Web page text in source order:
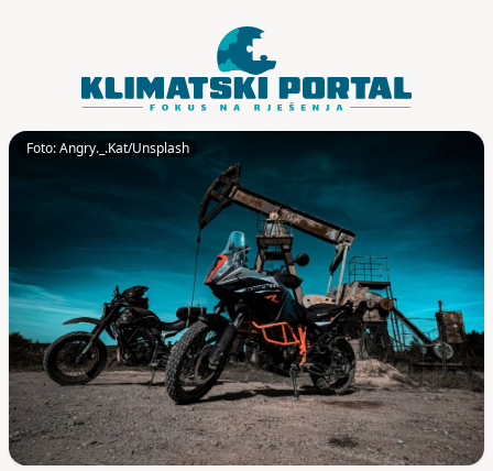
Foto: Angry._.Kat/Unsplash